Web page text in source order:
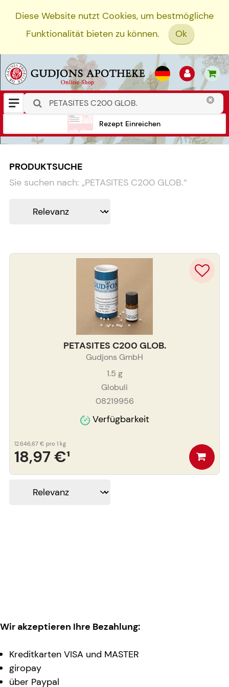
Diese Website nutzt Cookies, um bestmögliche
Funktionalität bieten zu können.
Ok
Rezept Einreichen
PRODUKTSUCHE
Sie suchen nach: „PETASITES C200 GLOB.“
PETASITES C200 GLOB.
Gudjons GmbH
1.5 g
Globuli
08219956
Verfügbarkeit
18,97 €¹
12.646,67 € pro 1 kg
Wir akzeptieren Ihre Bezahlung:
Kreditkarten VISA und MASTER
giropay
über Paypal